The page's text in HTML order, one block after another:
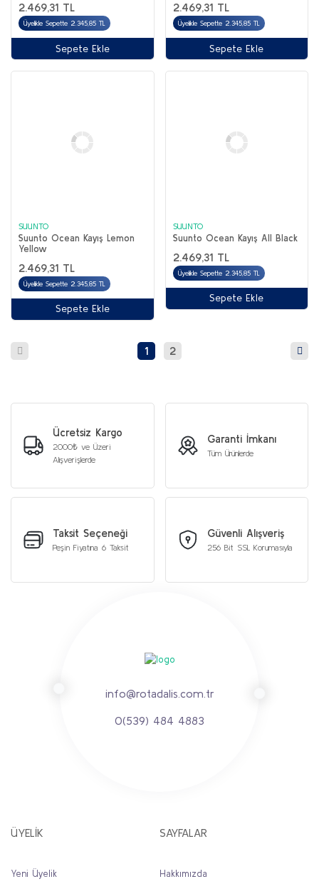
2.469,31 TL
Üyelikle Sepette 2.345,85 TL
Sepete Ekle
2.469,31 TL
Üyelikle Sepette 2.345,85 TL
Sepete Ekle
SUUNTO
Suunto Ocean Kayış Lemon
Yellow
2.469,31 TL
Üyelikle Sepette 2.345,85 TL
Sepete Ekle
SUUNTO
Suunto Ocean Kayış All Black
2.469,31 TL
Üyelikle Sepette 2.345,85 TL
Sepete Ekle
1 2
Ücretsiz Kargo
2000₺ ve Üzeri
Alışverişlerde
Garanti İmkanı
Tüm Ürünlerde
Taksit Seçeneği
Peşin Fiyatına 6 Taksit
Güvenli Alışveriş
256 Bit SSL Korumasıyla
info@rotadalis.com.tr
0(539) 484 4883
ÜYELİK
Yeni Üyelik
SAYFALAR
Hakkımızda